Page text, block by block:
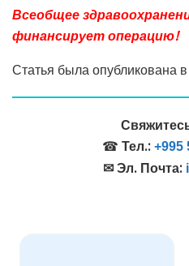
Всеобщее
финансирует операцию!
Статья была опубликована
☎ Тел.: +995
✉ Эл. Почта: